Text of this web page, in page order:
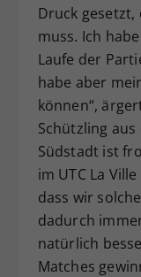
Druck gesetzt,
muss. Ich
Laufe der
habe aber
können“,
Schützling
Südstadt ist
im UTC La
dass wir
dadurch
natürlich
Matches